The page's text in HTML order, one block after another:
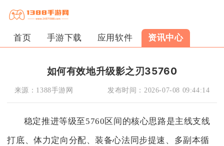
首页 手游下载 应用软件 资讯中心
如何有效地升级影之刃35760
来源： 1388手游网 发布时间： 2026-07-08 09:44:14
稳定推进等级至5760区间的核心思路是主线支线
打底、体力定向分配、装备心法同步提速、多副本循